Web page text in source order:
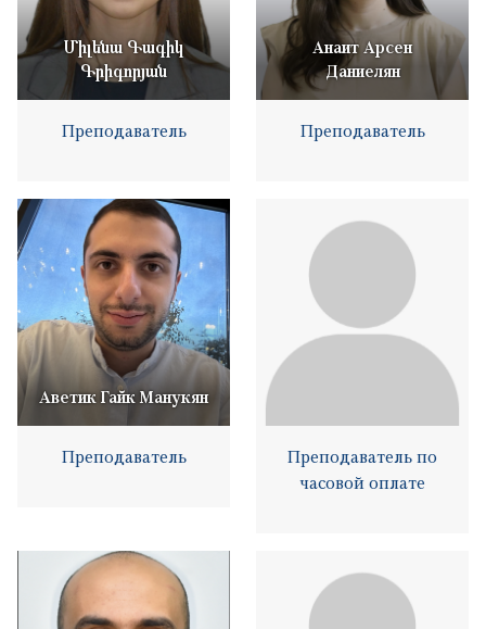
Միլենա Գագիկ
Գրիգորյան
Преподаватель
Анаит Арсен
Даниелян
Преподаватель
Аветик Гайк Манукян
Преподаватель
Преподаватель по
часовой оплате